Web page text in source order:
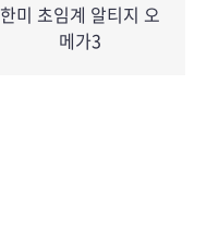
한미 초임계 알티지 오
메가3